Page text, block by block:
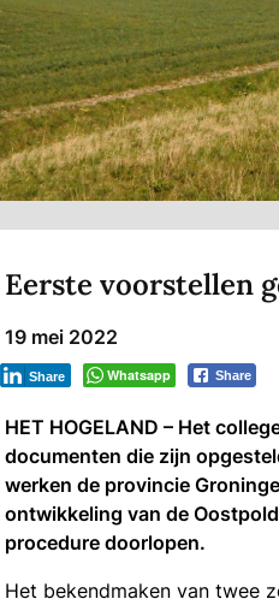
Eerste voorstellen
19 mei 2022
Whatsapp Share
Share
HET HOGELAND – Het
documenten die zijn
werken de provincie
ontwikkeling van de
procedure doorlopen.
Het bekendmaken van twee